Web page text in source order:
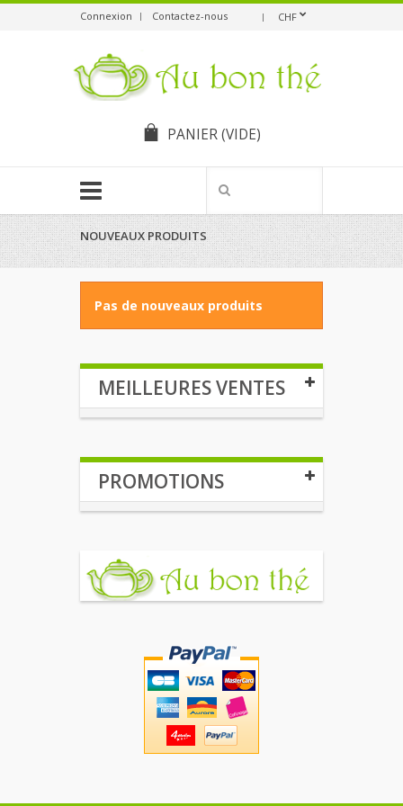
Connexion CHF
Contactez-nous
PANIER(VIDE)
NOUVEAUX PRODUITS
Pas de nouveaux produits
MEILLEURES VENTES
PROMOTIONS